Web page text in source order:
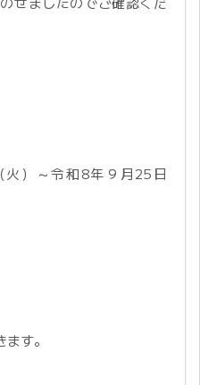
）～令和8年９月25日
す。